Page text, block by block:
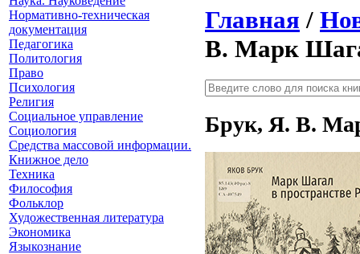
Нормативно-техническая
документация
Педагогика
Политология
Право
Психология
Религия
Социальное управление
Социология
Средства массовой информации.
Книжное дело
Техника
Философия
Фольклор
Художественная литература
Экономика
Языкознание
Главная /
В. Марк
Брук, Я. В.